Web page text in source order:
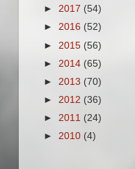
► 2017 (54)
► 2016 (52)
► 2015 (56)
► 2014 (65)
► 2013 (70)
► 2012 (36)
► 2011 (24)
► 2010 (4)